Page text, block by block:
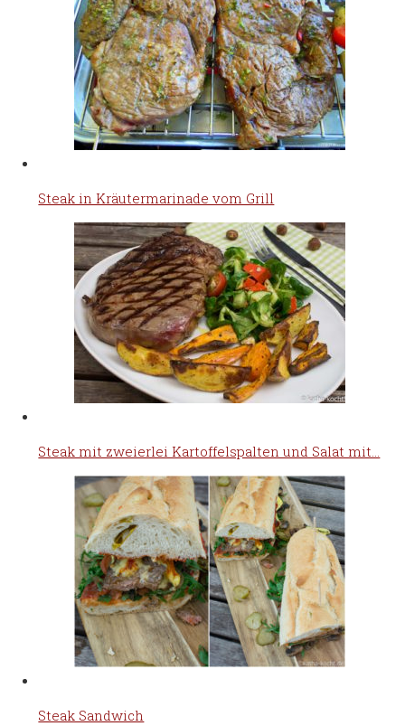
Steak in Kräutermarinade vom Grill
Steak mit zweierlei Kartoffelspalten und Salat mit…
Steak Sandwich